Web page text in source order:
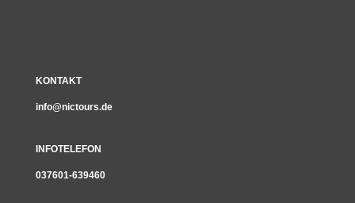
KONTAKT
info@nictours.de
INFOTELEFON
037601-639460